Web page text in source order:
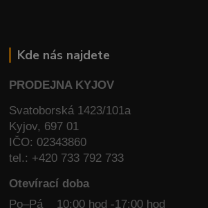
Kde nás najdete
PRODEJNA KYJOV
Svatoborská 1423/101a
Kyjov, 697 01
IČO: 02343860
tel.: +420 733 792 733
Otevírací doba
Po–Pá 10:00 hod -17:00 hod